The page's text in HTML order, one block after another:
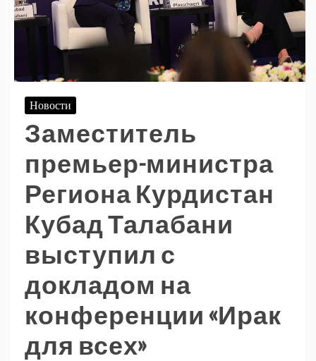
Новости
Заместитель
премьер-министра
Региона Курдистан
Кубад Талабани
выступил с
докладом на
конференции «Ирак
для всех»